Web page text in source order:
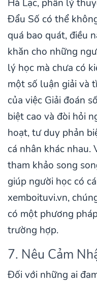
Hà Lạc, phần lý
Đẩu Số có thể
quá bao quát, điều
khăn cho những
lý học mà chưa có
một số luận giải và
của việc Giải đoán
biệt cao và đòi hỏi
hoạt, tư duy phản
cá nhân khác nhau.
tham khảo song
giúp người học có
xemboituvi.vn,
có một phương
trường hợp.
7. Nêu Cảm
Đối với những ai